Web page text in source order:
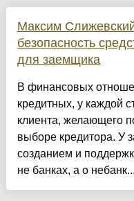
Максим
безопасность
для заемщика
В финансовых
кредитных, у каждой
клиента, желающего
выборе кредитора. У
созданием и
не банках, а о небанк...